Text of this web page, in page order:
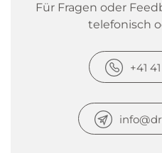
Für Fragen oder
telefonisch
+41